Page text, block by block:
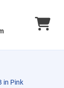
in Pink